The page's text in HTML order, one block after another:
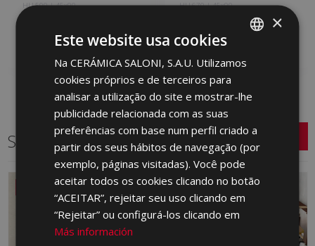
HLL500 | 45x90
favoritos
HLL670 | 45x90
Adicionar aos
favoritos
Séries relacionadas
SPANISH
ENGLISH
GERMAN
PORTUGUESE
×
Este website usa cookies
Na CERÁMICA SALONI, S.A.U. Utilizamos
cookies próprios e de terceiros para
analisar a utilização do site e mostrar-lhe
publicidade relacionada com as suas
preferências com base num perfil criado a
partir dos seus hábitos de navegação (por
exemplo, páginas visitadas). Você pode
aceitar todos os cookies clicando no botão
“ACEITAR”, rejeitar seu uso clicando em
“Rejeitar” ou configurá-los clicando em
Más información